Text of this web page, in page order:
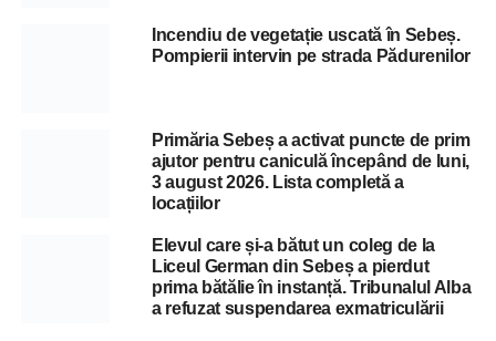
Incendiu de vegetație uscată în Sebeș.
Pompierii intervin pe strada Pădurenilor
Primăria Sebeș a activat puncte de prim
ajutor pentru caniculă începând de luni,
3 august 2026. Lista completă a
locațiilor
Elevul care și-a bătut un coleg de la
Liceul German din Sebeș a pierdut
prima bătălie în instanță. Tribunalul Alba
a refuzat suspendarea exmatriculării